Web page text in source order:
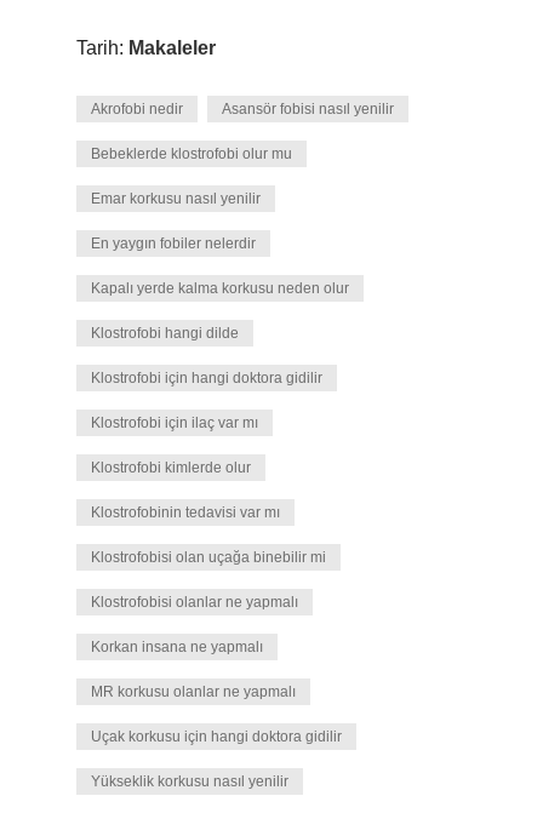
Tarih: Makaleler
Akrofobi nedir Asansör fobisi nasıl yenilir
Bebeklerde klostrofobi olur mu
Emar korkusu nasıl yenilir
En yaygın fobiler nelerdir
Kapalı yerde kalma korkusu neden olur
Klostrofobi hangi dilde
Klostrofobi için hangi doktora gidilir
Klostrofobi için ilaç var mı
Klostrofobi kimlerde olur
Klostrofobinin tedavisi var mı
Klostrofobisi olan uçağa binebilir mi
Klostrofobisi olanlar ne yapmalı
Korkan insana ne yapmalı
MR korkusu olanlar ne yapmalı
Uçak korkusu için hangi doktora gidilir
Yükseklik korkusu nasıl yenilir